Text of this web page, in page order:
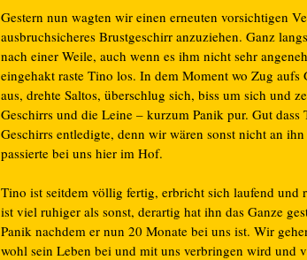
Gestern nun wagten wir einen erneuten vorsichtigen
ausbruchsicheres Brustgeschirr anzuziehen. Ganz
nach einer Weile, auch wenn es ihm nicht sehr
eingehakt raste Tino los. In dem Moment wo Zug
aus, drehte Saltos, überschlug sich, biss um sich und
Geschirrs und die Leine – kurzum Panik pur. Gut dass
Geschirrs entledigte, denn wir wären sonst nicht an
passierte bei uns hier im Hof.
Tino ist seitdem völlig fertig, erbricht sich laufend und
ist viel ruhiger als sonst, derartig hat ihn das Ganze
Panik nachdem er nun 20 Monate bei uns ist. Wir
wohl sein Leben bei und mit uns verbringen wird und